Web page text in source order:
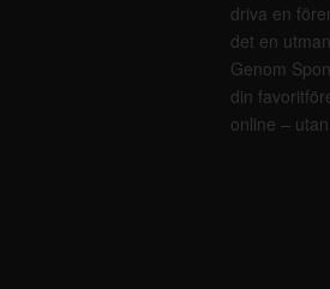
driva en
det en
Genom
din
online –